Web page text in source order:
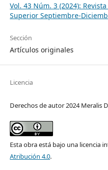
Vol. 43 Núm. 3 (2024):
Superior Septiembre-
Sección
Artículos originales
Licencia
Derechos de autor 2024 Meralis
Esta obra está bajo una licencia
Atribución 4.0.